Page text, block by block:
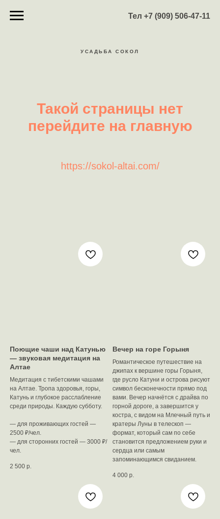
Тел +7 (909) 506-47-11
УСАДЬБА СОКОЛ
Такой страницы нет
перейдите на главную
https://sokol-altai.com/
Поющие чаши над Катунью
— звуковая медитация на
Алтае
Медитация с тибетскими чашами
на Алтае. Тропа здоровья, горы,
Катунь и глубокое расслабление
среди природы. Каждую субботу.
— для проживающих гостей —
2500 ₽/чел.
— для сторонних гостей — 3000 ₽/
чел.
2 500 р.
Вечер на горе Горыня
Романтическое путешествие на
джипах к вершине горы Горыня,
где русло Катуни и острова рисуют
символ бесконечности прямо под
вами. Вечер начнётся с драйва по
горной дороге, а завершится у
костра, с видом на Млечный путь и
кратеры Луны в телескоп —
формат, который сам по себе
становится предложением руки и
сердца или самым
запоминающимся свиданием.
4 000 р.